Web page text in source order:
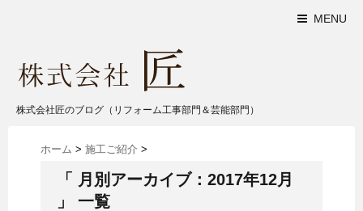
MENU
株式会社匠のブログ（リフォーム工事部門＆芸能部門）
ホーム > 施工ご紹介 >
「 月別アーカイブ：2017年12月
」 一覧